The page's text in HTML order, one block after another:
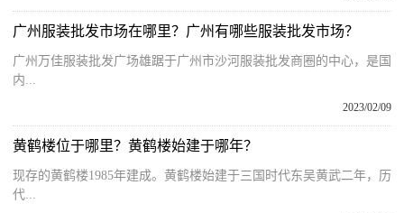
广州服装批发市场在哪里？广州有哪些服装批发市场？
广州万佳服装批发广场雄踞于广州市沙河服装批发商圈的中心，是国
内...
2023/02/09
黄鹤楼位于哪里？黄鹤楼始建于哪年？
现存的黄鹤楼1985年建成。黄鹤楼始建于三国时代东吴黄武二年，历
代...